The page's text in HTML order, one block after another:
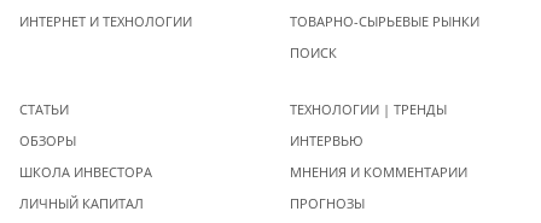
ИНТЕРНЕТ И ТЕХНОЛОГИИ
ТОВАРНО-СЫРЬЕВЫЕ РЫНКИ
ПОИСК
СТАТЬИ
ОБЗОРЫ
ШКОЛА ИНВЕСТОРА
ЛИЧНЫЙ КАПИТАЛ
ТЕХНОЛОГИИ | ТРЕНДЫ
ИНТЕРВЬЮ
МНЕНИЯ И КОММЕНТАРИИ
ПРОГНОЗЫ